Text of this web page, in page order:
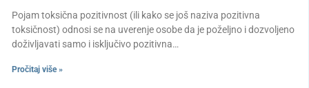
Pojam toksična pozitivnost (ili kako se još naziva pozitivna
toksičnost) odnosi se na uverenje osobe da je poželjno i dozvoljeno
doživljavati samo i isključivo pozitivna…
Pročitaj više »